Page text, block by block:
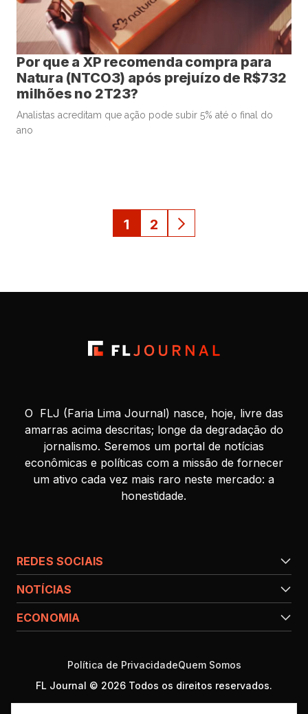
Por que a XP recomenda compra para
Natura (NTCO3) após prejuízo de R$732
milhões no 2T23?
Analistas acreditam que ação pode subir 5% até o final do
ano
1 2
O FLJ (Faria Lima Journal) nasce, hoje, livre das
amarras acima descritas; longe da degradação do
jornalismo. Seremos um portal de notícias
econômicas e políticas com a missão de fornecer
um ativo cada vez mais raro neste mercado: a
honestidade.
REDES SOCIAIS
NOTÍCIAS
ECONOMIA
FL Journal © 2026 Todos os direitos reservados.
Política de PrivacidadeQuem Somos